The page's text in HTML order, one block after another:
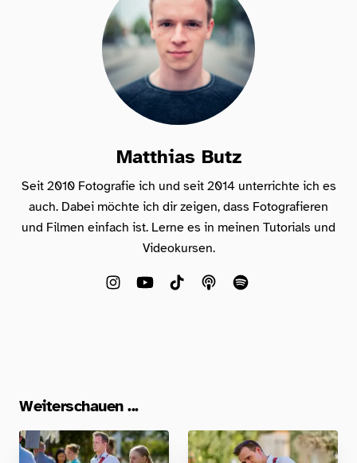
Matthias Butz
Seit 2010 Fotografie ich und seit 2014 unterrichte ich es
auch. Dabei möchte ich dir zeigen, dass Fotografieren
und Filmen einfach ist. Lerne es in meinen Tutorials und
Videokursen.
Weiterschauen ...